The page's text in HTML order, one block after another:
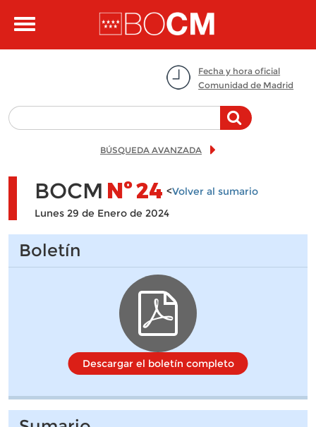
Toggle
Fecha y hora oficial
Comunidad de Madrid
BÚSQUEDA AVANZADA
BOCM Nº24 <Volver al sumario
Lunes 29 de Enero de 2024
Boletín
Descargar el boletín completo